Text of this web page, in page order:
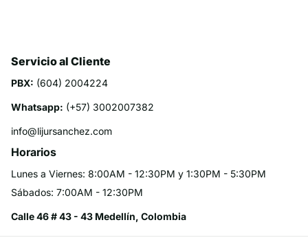
Servicio al Cliente
PBX: (604) 2004224
Whatsapp: (+57) 3002007382
info@lijursanchez.com
Horarios
Lunes a Viernes: 8:00AM - 12:30PM y 1:30PM - 5:30PM
Sábados: 7:00AM - 12:30PM
Calle 46 # 43 - 43 Medellín, Colombia